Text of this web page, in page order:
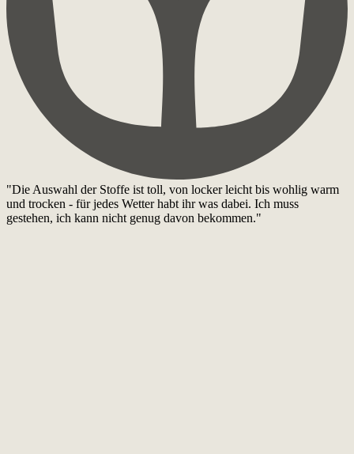
"Die Auswahl der Stoffe ist toll, von locker leicht bis wohlig warm
und trocken - für jedes Wetter habt ihr was dabei. Ich muss
gestehen, ich kann nicht genug davon bekommen."